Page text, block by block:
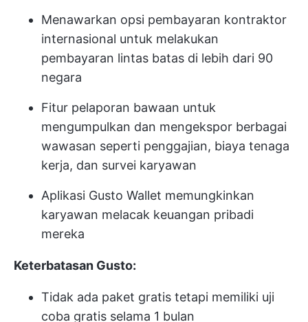
Menawarkan opsi pembayaran kontraktor
internasional untuk melakukan
pembayaran lintas batas di lebih dari 90
negara
Fitur pelaporan bawaan untuk
mengumpulkan dan mengekspor berbagai
wawasan seperti penggajian, biaya tenaga
kerja, dan survei karyawan
Aplikasi Gusto Wallet memungkinkan
karyawan melacak keuangan pribadi
mereka
Keterbatasan Gusto:
Tidak ada paket gratis tetapi memiliki uji
coba gratis selama 1 bulan